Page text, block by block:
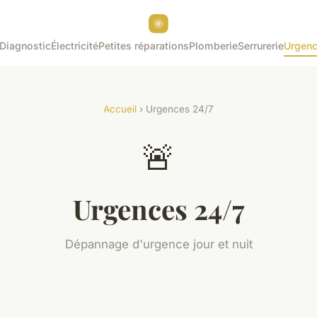
DiagnosticÉlectricitéPetites réparationsPlomberieSerrurerie
Accueil › Urgences 24/7
🚨
Urgences 24/7
Dépannage d'urgence jour et nuit